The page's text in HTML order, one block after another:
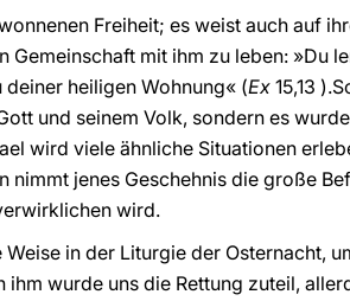
Freiheit; es weist auch auf
mit ihm zu leben: »Du
heiligen Wohnung« (Ex 15,13
und seinem Volk, sondern es
wird viele ähnliche Situationen
nimmt jenes Geschehnis die große
wird.
in der Liturgie der Osternacht,
wurde uns die Rettung zuteil,